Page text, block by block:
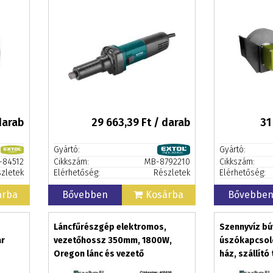
29 663,39Ft / darab
Gyártó:
Cikkszám:
MB-8792210
Elérhetőség:
Részletek
Bővebben Kosárba
Gyártó:
Cikkszám:
Elérhetőség:
Láncfűrészgép elektromos,
vezetőhossz 350mm, 1800W,
Oregon lánc és vezető
Szennyvíz
ház, szállító